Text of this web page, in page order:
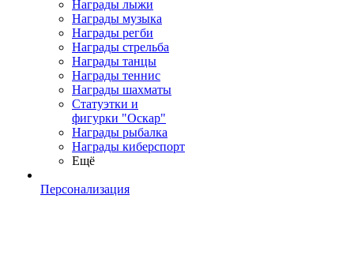
Награды лыжи
Награды музыка
Награды регби
Награды стрельба
Награды танцы
Награды теннис
Награды шахматы
Статуэтки и
фигурки "Оскар"
Награды рыбалка
Награды киберспорт
Ещё
Персонализация